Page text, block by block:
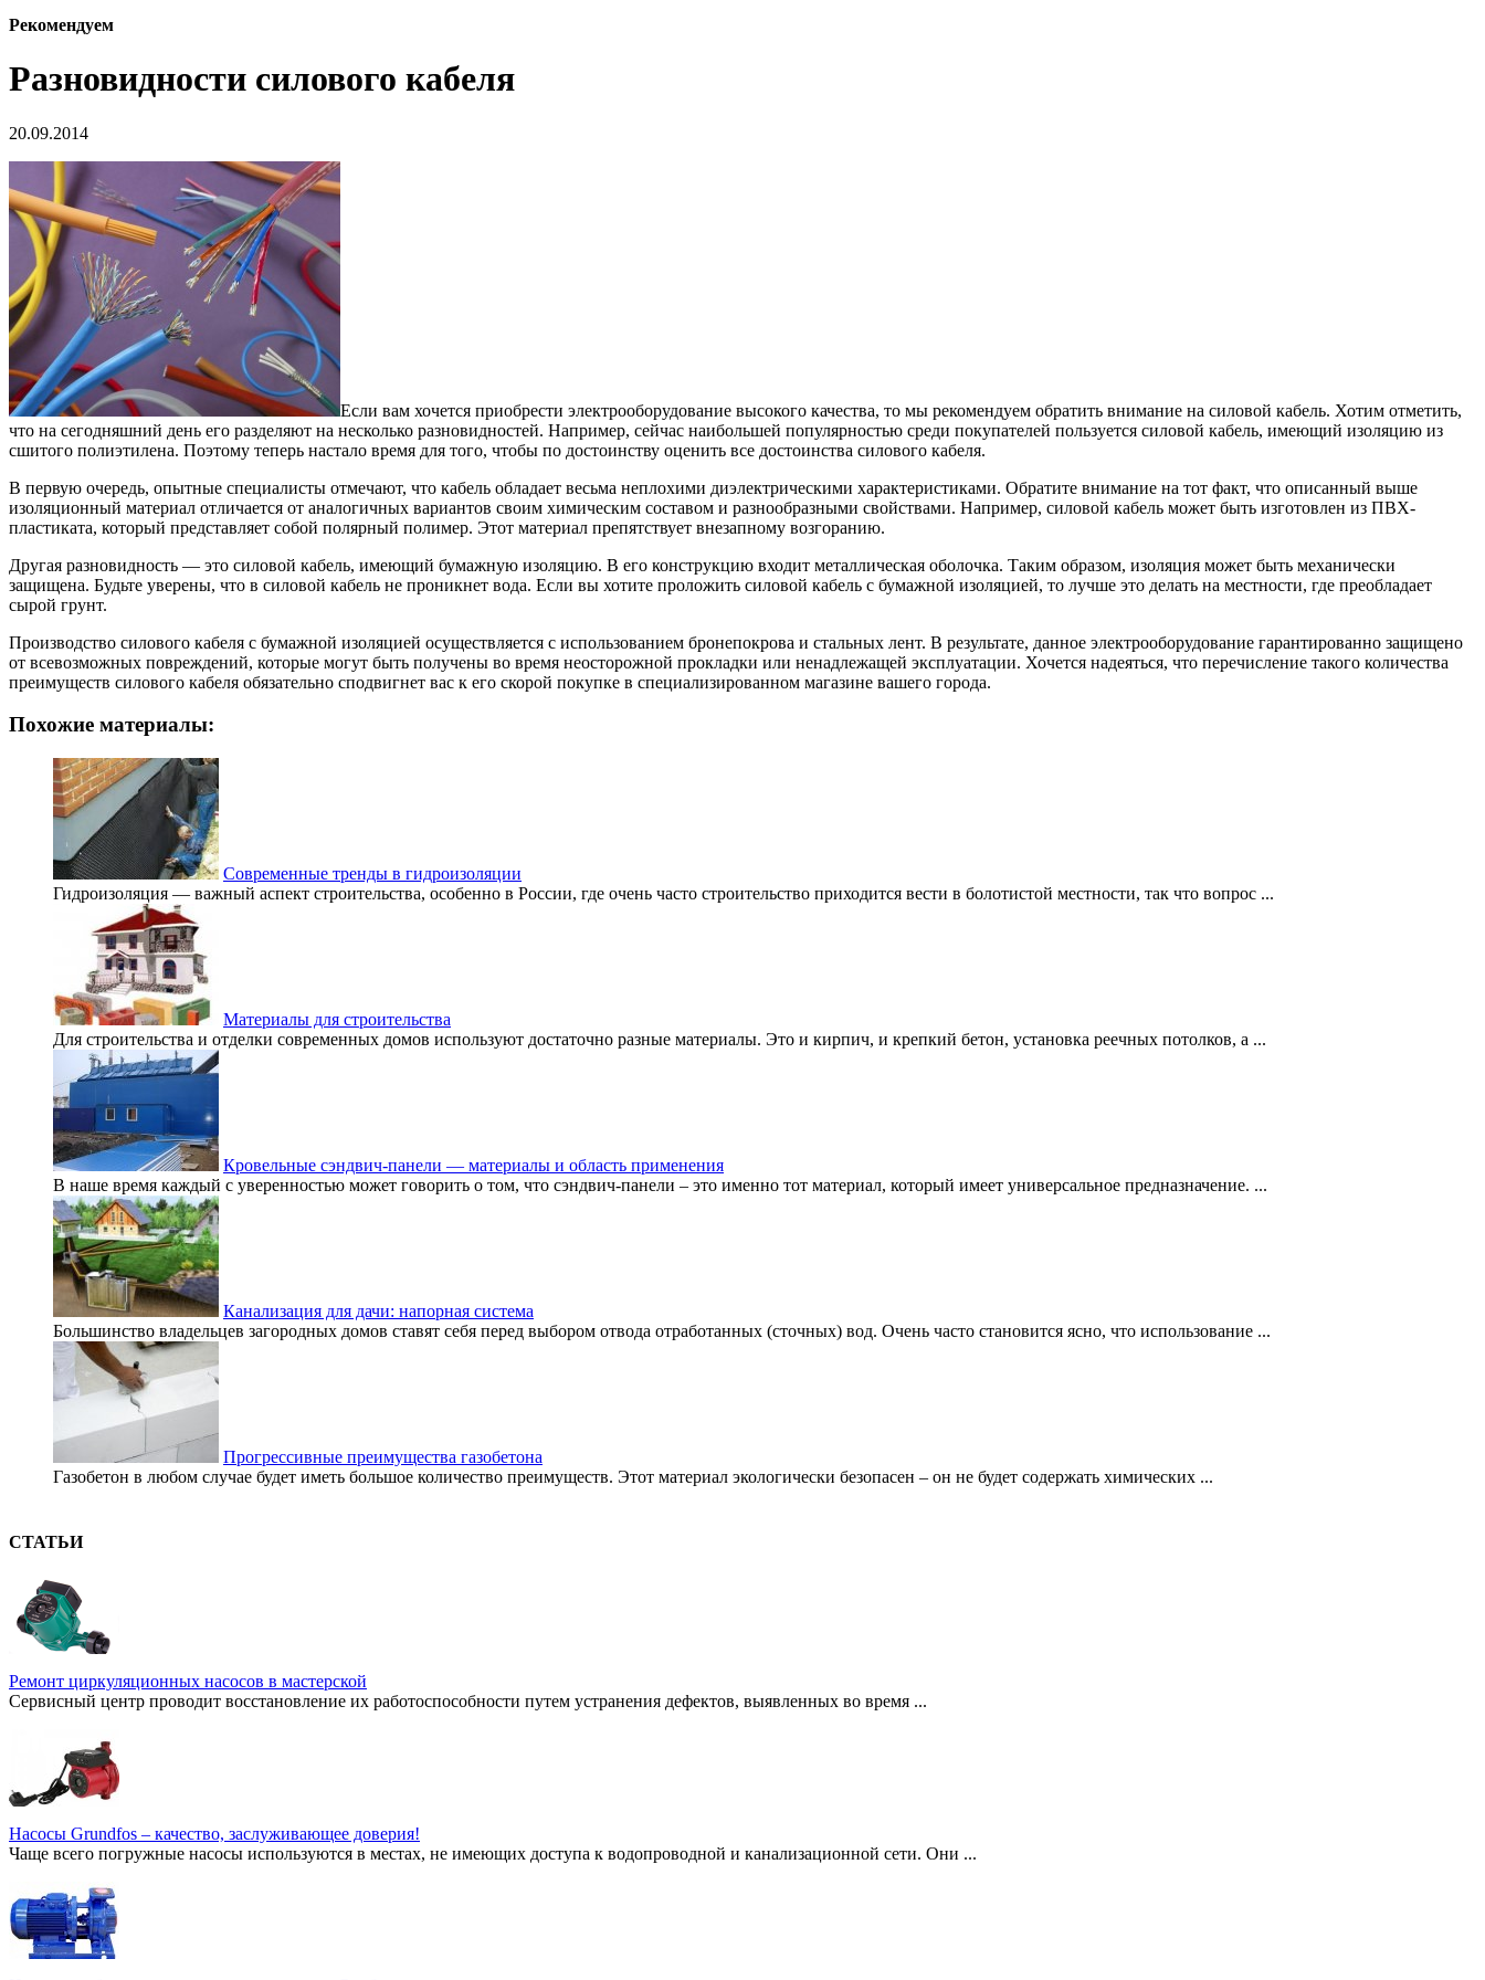
Рекомендуем
Разновидности силового кабеля
20.09.2014
Если вам хочется приобрести электрооборудование высокого качества, то мы рекомендуем обратить внимание на силовой кабель. Хотим отметить,
что на сегодняшний день его разделяют на несколько разновидностей. Например, сейчас наибольшей популярностью среди покупателей пользуется силовой кабель, имеющий изоляцию из
сшитого полиэтилена. Поэтому теперь настало время для того, чтобы по достоинству оценить все достоинства силового кабеля.
В первую очередь, опытные специалисты отмечают, что кабель обладает весьма неплохими диэлектрическими характеристиками. Обратите внимание на тот факт, что описанный выше
изоляционный материал отличается от аналогичных вариантов своим химическим составом и разнообразными свойствами. Например, силовой кабель может быть изготовлен из ПВХ-
пластиката, который представляет собой полярный полимер. Этот материал препятствует внезапному возгоранию.
Другая разновидность — это силовой кабель, имеющий бумажную изоляцию. В его конструкцию входит металлическая оболочка. Таким образом, изоляция может быть механически
защищена. Будьте уверены, что в силовой кабель не проникнет вода. Если вы хотите проложить силовой кабель с бумажной изоляцией, то лучше это делать на местности, где преобладает
сырой грунт.
Производство силового кабеля с бумажной изоляцией осуществляется с использованием бронепокрова и стальных лент. В результате, данное электрооборудование гарантированно защищено
от всевозможных повреждений, которые могут быть получены во время неосторожной прокладки или ненадлежащей эксплуатации. Хочется надеяться, что перечисление такого количества
преимуществ силового кабеля обязательно сподвигнет вас к его скорой покупке в специализированном магазине вашего города.
Похожие материалы:
Современные тренды в гидроизоляции
Гидроизоляция — важный аспект строительства, особенно в России, где очень часто строительство приходится вести в болотистой местности, так что вопрос ...
Материалы для строительства
Для строительства и отделки современных домов используют достаточно разные материалы. Это и кирпич, и крепкий бетон, установка реечных потолков, а ...
Кровельные сэндвич-панели — материалы и область применения
В наше время каждый с уверенностью может говорить о том, что сэндвич-панели – это именно тот материал, который имеет универсальное предназначение. ...
Канализация для дачи: напорная система
Большинство владельцев загородных домов ставят себя перед выбором отвода отработанных (сточных) вод. Очень часто становится ясно, что использование ...
Прогрессивные преимущества газобетона
Газобетон в любом случае будет иметь большое количество преимуществ. Этот материал экологически безопасен – он не будет содержать химических ...
СТАТЬИ
Ремонт циркуляционных насосов в мастерской
Сервисный центр проводит восстановление их работоспособности путем устранения дефектов, выявленных во время ...
Насосы Grundfos – качество, заслуживающее доверия!
Чаще всего погружные насосы используются в местах, не имеющих доступа к водопроводной и канализационной сети. Они ...